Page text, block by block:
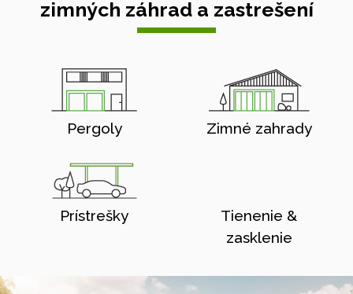
zimných záhrad a zastrešení
Pergoly Zimné zahrady
Prístrešky
Tienenie &
zasklenie